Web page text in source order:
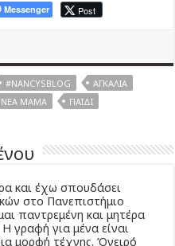
Messenger Post
#NANCYSBLOG
ΑΓΚΑΛΙΆ
ΝΈΑ ΜΑΜΆ ΠΑΙΔΊ
και έχω σπουδάσει
στο Πανεπιστήμιο
παντρεμένη και μητέρα
γραφή για μένα είναι
μορφή τέχνης. Όνειρό